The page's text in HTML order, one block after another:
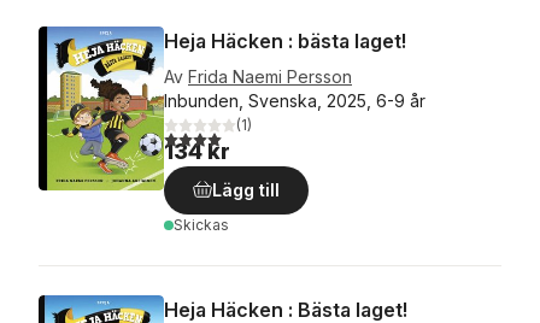
Heja Häcken : bästa laget!
Av Frida Naemi Persson
Inbunden, Svenska, 2025, 6-9 år
4,0utav 5 stjärnor. Totalt antal röster:
(1)
134 kr
Lägg till
Skickas
Heja Häcken : Bästa laget!